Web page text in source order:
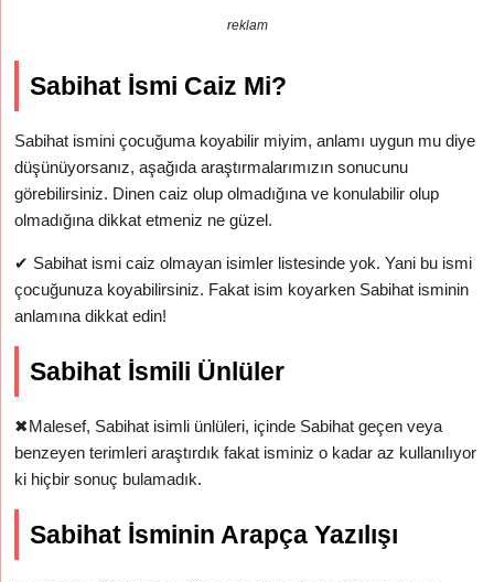
reklam
Sabihat İsmi Caiz Mi?
Sabihat ismini çocuğuma koyabilir miyim, anlamı uygun mu diye
düşünüyorsanız, aşağıda araştırmalarımızın sonucunu
görebilirsiniz. Dinen caiz olup olmadığına ve konulabilir olup
olmadığına dikkat etmeniz ne güzel.
✔ Sabihat ismi caiz olmayan isimler listesinde yok. Yani bu ismi
çocuğunuza koyabilirsiniz. Fakat isim koyarken Sabihat isminin
anlamına dikkat edin!
Sabihat İsmili Ünlüler
✖Malesef, Sabihat isimli ünlüleri, içinde Sabihat geçen veya
benzeyen terimleri araştırdık fakat isminiz o kadar az kullanılıyor
ki hiçbir sonuç bulamadık.
Sabihat İsminin Arapça Yazılışı